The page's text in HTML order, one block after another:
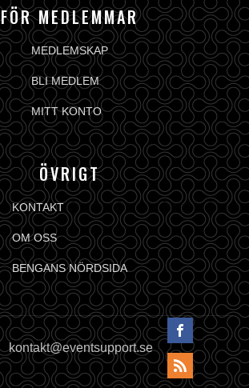
FÖR MEDLEMMAR
MEDLEMSKAP
BLI MEDLEM
MITT KONTO
ÖVRIGT
KONTAKT
OM OSS
BENGANS NÖRDSIDA
kontakt@eventsupport.se